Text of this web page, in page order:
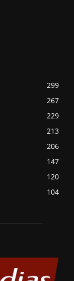
299
267
229
213
206
147
120
104